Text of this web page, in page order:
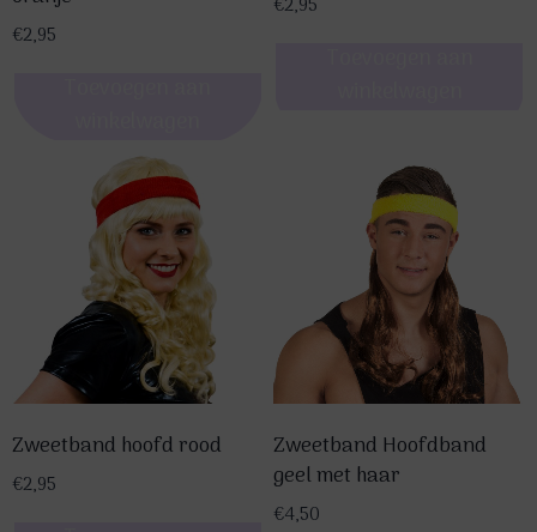
€2,95
Zweetband hoofd rood
€2,95
Zweetband Hoofdband
geel met haar
€4,50